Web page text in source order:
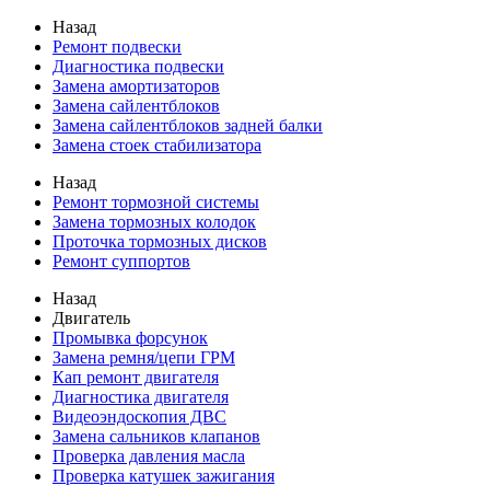
Назад
Ремонт подвески
Диагностика подвески
Замена амортизаторов
Замена сайлентблоков
Замена сайлентблоков задней балки
Замена стоек стабилизатора
Назад
Ремонт тормозной системы
Замена тормозных колодок
Проточка тормозных дисков
Ремонт суппортов
Назад
Двигатель
Промывка форсунок
Замена ремня/цепи ГРМ
Кап ремонт двигателя
Диагностика двигателя
Видеоэндоскопия ДВС
Замена сальников клапанов
Проверка давления масла
Проверка катушек зажигания